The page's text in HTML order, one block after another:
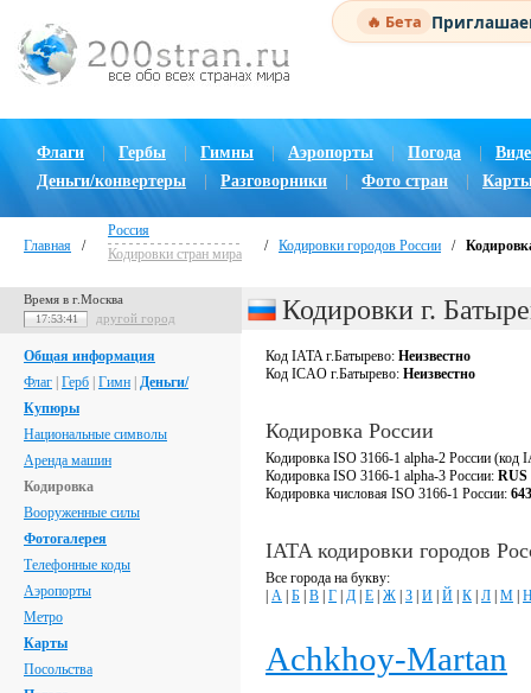
🔥 Бета
Флаги Гербы Гимны | Аэропорты Погода |
Деньги/конвертеры
Разговорники Фото стран
Главная /
Россия
Кодировки стран мира
/ Кодировки городов России /
Время в г.Москва
17:53:42 другой город
Общая информация
Флаг Герб Гимн Деньги/
Купюры
Национальные символы
Аренда машин
Кодировка
Вооруженные силы
Фотогалерея
Телефонные коды
Аэропорты
Метро
Карты
Посольства
Кодировки г.
Код IATA г.Батырево: Неизвестно
Код ICAO г.Батырево: Неизвестно
Кодировка России
Кодировка ISO 3166-1 alpha-2 России (код
Кодировка ISO 3166-1 alpha-3 России: RUS
Кодировка числовая ISO 3166-1 России: 643
IATA кодировки городов
Все города на букву:
А Б В Г Д Е Ж З И Й К Л М
Achkhoy-Martan